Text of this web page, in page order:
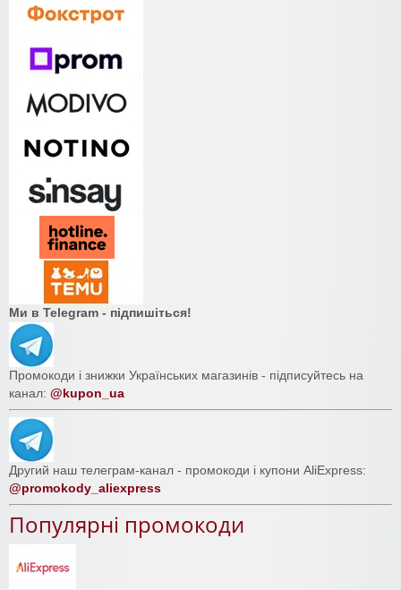
Ми в Telegram - підпишіться!
Промокоди і знижки Українських магазинів - підписуйтесь на
канал: @kupon_ua
Другий наш телеграм-канал - промокоди і купони AliExpress:
@promokody_aliexpress
Популярні промокоди